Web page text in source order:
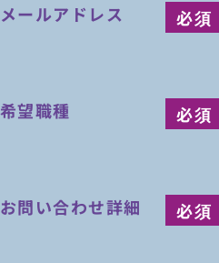
メールアドレス
希望職種
お問い合わせ詳細